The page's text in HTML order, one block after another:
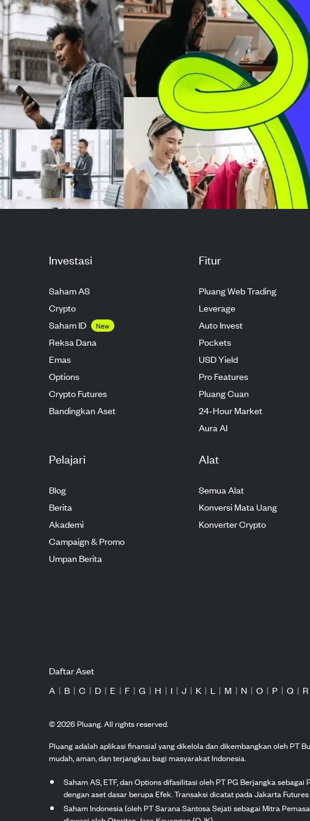
dan pendapatan Q2 lebih
rendah dari perkiraan...
solid dengan margin kotor
28,3%, laba per saham $...
Investasi
Saham AS
Crypto
Saham ID
New
Reksa Dana
Emas
Options
Crypto Futures
Bandingkan Aset
Fitur
Pluang Web Trading
Leverage
Auto Invest
Pockets
USD Yield
Pro Features
Pluang Cuan
24-Hour Market
Aura AI
Pelajari
Blog
Berita
Akademi
Campaign & Promo
Umpan Berita
Alat
Semua Alat
Konversi Mata Uang
Konverter Crypto
Daftar Aset
A | B | C | D | E | F | G | H | I | J | K | L | M | N | O | P | Q | R
©2026Pluang. All rights reserved.
Pluang adalah aplikasi finansial yang dikelola dan dikembangkan oleh PT
mudah, aman, dan terjangkau bagi masyarakat Indonesia.
Saham AS, ETF, dan Options difasilitasi oleh PT PG Berjangka
dengan aset dasar berupa Efek. Transaksi dicatat pada Jakarta
Saham Indonesia (oleh PT Sarana Santosa Sejati sebagai Mitra